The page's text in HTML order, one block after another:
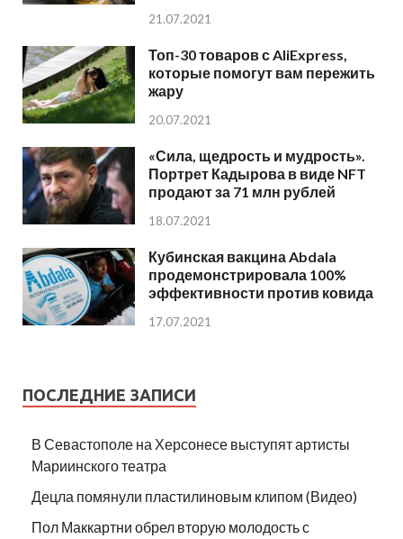
21.07.2021
Топ-30 товаров с AliExpress,
которые помогут вам пережить
жару
20.07.2021
«Сила, щедрость и мудрость».
Портрет Кадырова в виде NFT
продают за 71 млн рублей
18.07.2021
Кубинская вакцина Abdala
продемонстрировала 100%
эффективности против ковида
17.07.2021
ПОСЛЕДНИЕ ЗАПИСИ
В Севастополе на Херсонесе выступят артисты
Мариинского театра
Децла помянули пластилиновым клипом (Видео)
Пол Маккартни обрел вторую молодость с